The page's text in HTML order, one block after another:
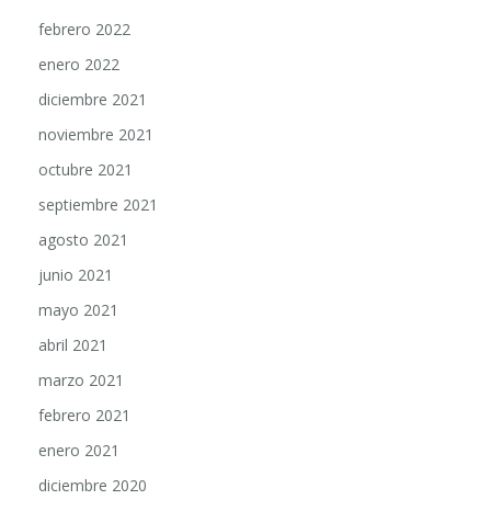
enero 2022
diciembre 2021
noviembre 2021
octubre 2021
septiembre 2021
agosto 2021
junio 2021
mayo 2021
abril 2021
marzo 2021
febrero 2021
enero 2021
diciembre 2020
noviembre 2020